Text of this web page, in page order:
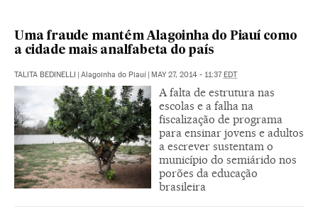
Uma fraude mantém Alagoinha do Piauí como
a cidade mais analfabeta do país
TALITA BEDINELLI | Alagoinha do Piauí | MAY 27, 2014 - 11:37EDT
A falta de estrutura nas
escolas e a falha na
fiscalização de programa
para ensinar jovens e adultos
a escrever sustentam o
município do semiárido nos
porões da educação
brasileira